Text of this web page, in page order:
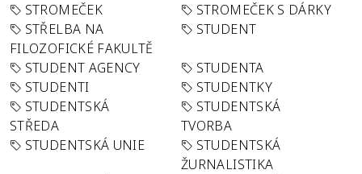
STROMEČEK
STROMEČEK S DÁRKY
STŘELBA NA
FILOZOFICKÉ FAKULTĚ
STUDENT
STUDENT AGENCY
STUDENTA
STUDENTI
STUDENTKY
STUDENTSKÁ
STŘEDA
STUDENTSKÁ
TVORBA
STUDENTSKÁ UNIE
STUDENTSKÁ
ŽURNALISTIKA